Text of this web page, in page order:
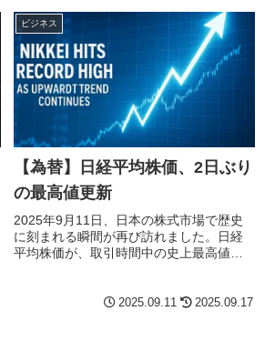
ビジネス
【為替】日経平均株価、2日ぶり
の最高値更新
2025年9月11日、日本の株式市場で歴史
に刻まれる瞬間が再び訪れました。日経
平均株価が、取引時間中の史上最高値を
2025.09.11 2025.09.17